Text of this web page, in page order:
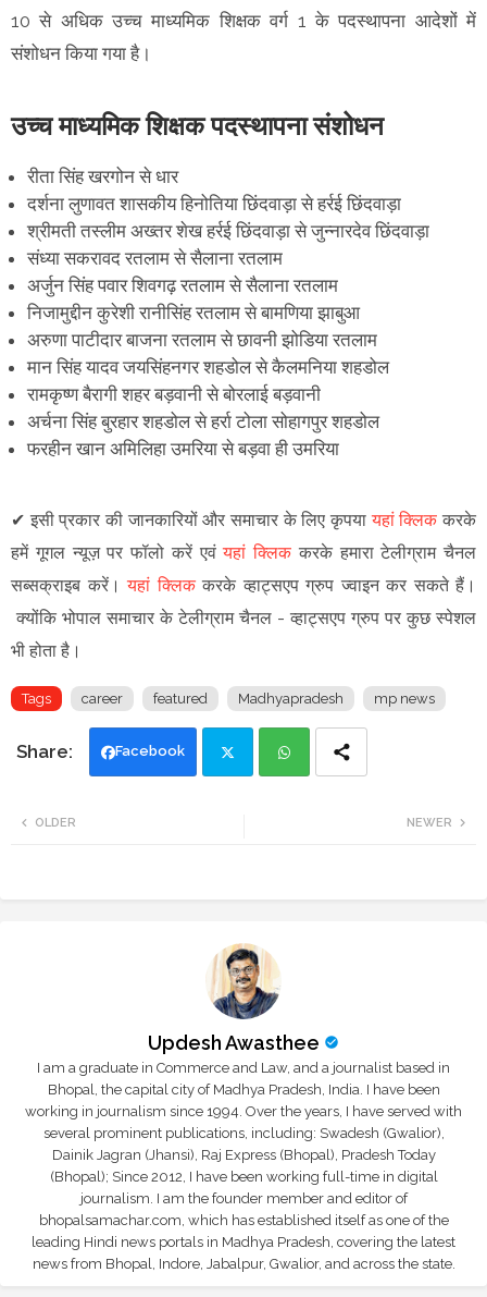
10 से अधिक उच्च माध्यमिक शिक्षक वर्ग 1 के पदस्थापना आदेशों में
संशोधन किया गया है।
उच्च माध्यमिक शिक्षक पदस्थापना संशोधन
रीता सिंह खरगोन से धार
दर्शना लुणावत शासकीय हिनोतिया छिंदवाड़ा से हर्रई छिंदवाड़ा
श्रीमती तस्लीम अख्तर शेख हर्रई छिंदवाड़ा से जुन्नारदेव छिंदवाड़ा
संध्या सकरावद रतलाम से सैलाना रतलाम
अर्जुन सिंह पवार शिवगढ़ रतलाम से सैलाना रतलाम
निजामुद्दीन कुरेशी रानीसिंह रतलाम से बामणिया झाबुआ
अरुणा पाटीदार बाजना रतलाम से छावनी झोडिया रतलाम
मान सिंह यादव जयसिंहनगर शहडोल से कैलमनिया शहडोल
रामकृष्ण बैरागी शहर बड़वानी से बोरलाई बड़वानी
अर्चना सिंह बुरहार शहडोल से हर्रा टोला सोहागपुर शहडोल
फरहीन खान अमिलिहा उमरिया से बड़वा ही उमरिया
✔ इसी प्रकार की जानकारियों और समाचार के लिए कृपयायहां क्लिक करके
हमें गूगल न्यूज़ पर फॉलो करें एवंयहां क्लिक करके हमारा टेलीग्राम चैनल
सब्सक्राइब करें।यहां क्लिककरके व्हाट्सएप ग्रुप ज्वाइन कर सकते हैं ।
क्योंकि भोपाल समाचार के टेलीग्राम चैनल - व्हाट्सएप ग्रुप पर कुछ स्पेशल
भी होता है।
Tags career featured Madhyapradesh mp news
Facebook
NEWER
OLDER
Updesh Awasthee
I am a graduate in Commerce and Law, and a journalist based in
Bhopal, the capital city of Madhya Pradesh, India. I have been
working in journalism since 1994. Over the years, I have served with
several prominent publications, including: Swadesh (Gwalior),
Dainik Jagran (Jhansi), Raj Express (Bhopal), Pradesh Today
(Bhopal); Since 2012, I have been working full-time in digital
journalism. I am the founder member and editor of
bhopalsamachar.com, which has established itself as one of the
leading Hindi news portals in Madhya Pradesh, covering the latest
news from Bhopal, Indore, Jabalpur, Gwalior, and across the state.